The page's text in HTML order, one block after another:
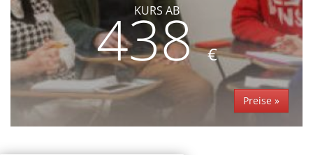
KURS AB
438€
Preise »